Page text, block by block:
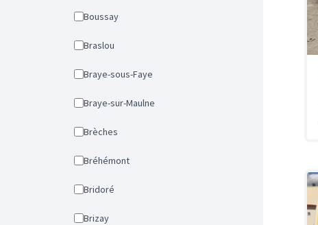
Boussay
Braslou
Braye-sous-Faye
Braye-sur-Maulne
Brèches
Bréhémont
Bridoré
Brizay